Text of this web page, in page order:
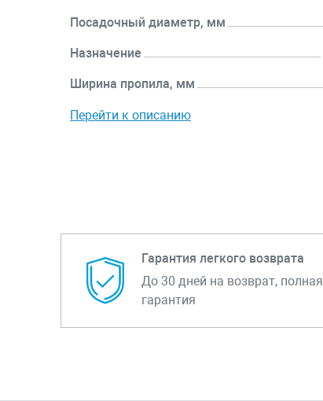
Посадочный диаметр, мм
Назначение
Ширина пропила, мм
Перейти к описанию
Гарантия легкого возврата
До 30 дней на возврат, полная
гарантия